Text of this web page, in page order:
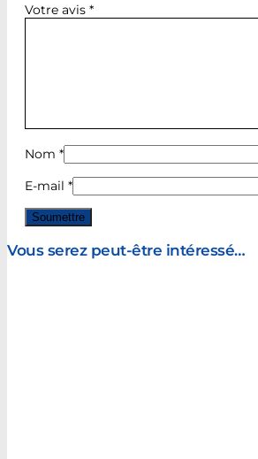
Votre avis *
Nom *
E-mail *
Vous serez peut-être intéressé…